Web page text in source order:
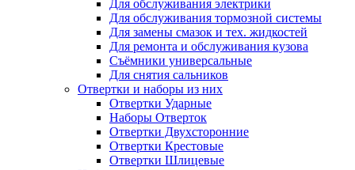
Для обслуживания электрики
Для обслуживания тормозной системы
Для замены смазок и тех. жидкостей
Для ремонта и обслуживания кузова
Съёмники универсальные
Для снятия сальников
Отвертки и наборы из них
Отвертки Ударные
Наборы Отверток
Отвертки Двухсторонние
Отвертки Крестовые
Отвертки Шлицевые